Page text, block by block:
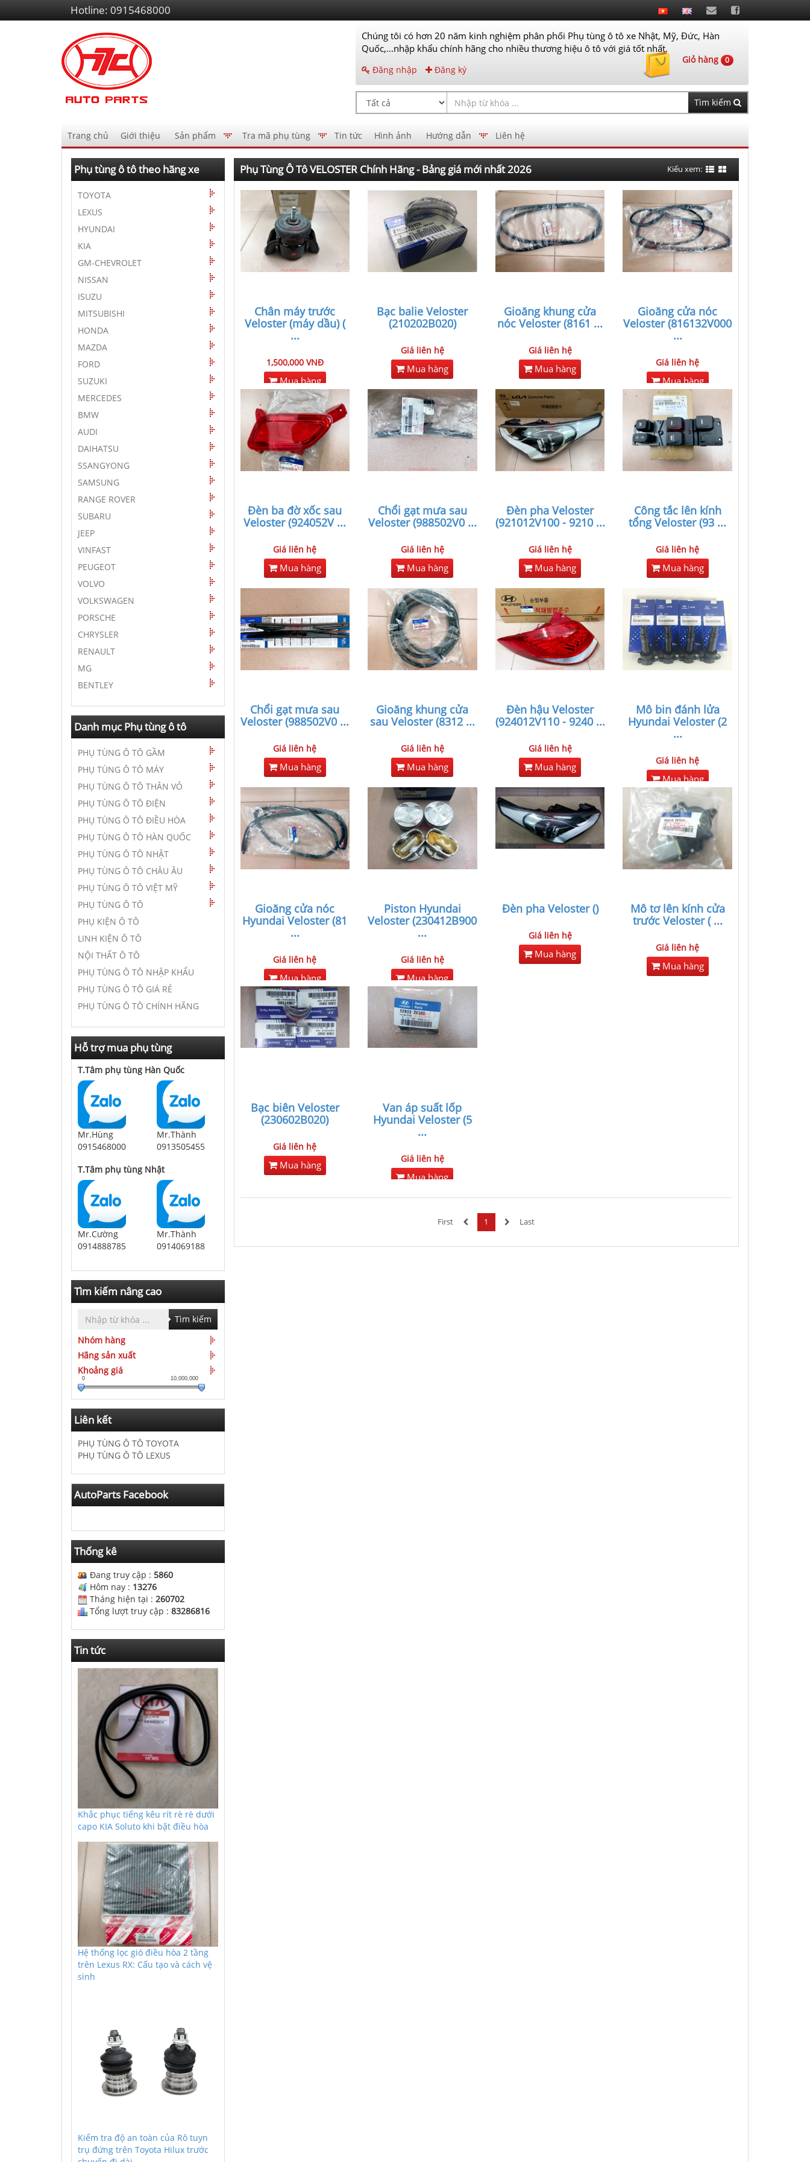
Hotline: 0915468000
Chúng tôi có hơn 20 năm kinh nghiệm phân phối Phụ tùng ô tô xe Nhật, Mỹ, Đức, Hàn
Quốc,...nhập khẩu chính hãng cho nhiều thương hiệu ô tô với giá tốt nhất.
Đăng nhập Đăng ký
Giỏ hàng 0
Tìm kiếm
hướng
AutoPart
Trang chủ Giới thiệu Sản phẩm Tra mã phụ tùng Tin tức Hình ảnh Hướng dẫn Liên hệ
Phụ Tùng Ô Tô VELOSTER Chính Hãng - Bảng giá mới nhất 2026 Kiểu xem:
Chân máy trước
Veloster (máy dầu) (
...
1,500,000 VNĐ
Mua hàng
Bạc balie Veloster
(210202B020)
Giá liên hệ
Mua hàng
Gioăng khung cửa
nóc Veloster (8161 ...
Giá liên hệ
Mua hàng
Gioăng cửa nóc
Veloster (816132V000
...
Giá liên hệ
Mua hàng
Đèn ba đờ xốc sau
Veloster (924052V...
Giá liên hệ
Mua hàng
Chổi gạt mưa sau
Veloster (988502V0...
Giá liên hệ
Mua hàng
Đèn pha Veloster
(921012V100 - 9210...
Giá liên hệ
Mua hàng
Công tắc lên kính
tổng Veloster (93 ...
Giá liên hệ
Mua hàng
Chổi gạt mưa sau
Veloster (988502V0 ...
Giá liên hệ
Mua hàng
Gioăng khung cửa
sau Veloster (8312...
Giá liên hệ
Mua hàng
Đèn hậu Veloster
(924012V110 - 9240...
Giá liên hệ
Mua hàng
Mô bin đánh lửa
Hyundai Veloster (2
...
Giá liên hệ
Mua hàng
Gioăng cửa nóc
Hyundai Veloster (81
...
Giá liên hệ
Mua hàng
Piston Hyundai
Veloster (230412B900
...
Giá liên hệ
Mua hàng
Đèn pha Veloster ()
Giá liên hệ
Mua hàng
Mô tơ lên kính cửa
trước Veloster (...
Giá liên hệ
Mua hàng
Bạc biên Veloster
(230602B020)
Giá liên hệ
Mua hàng
Van áp suất lốp
Hyundai Veloster (5
...
Giá liên hệ
Mua hàng
First 1 Last
Phụ tùng ô tô theo hãng xe
TOYOTA
LEXUS
HYUNDAI
KIA
GM-CHEVROLET
NISSAN
ISUZU
MITSUBISHI
HONDA
MAZDA
FORD
SUZUKI
MERCEDES
BMW
AUDI
DAIHATSU
SSANGYONG
SAMSUNG
RANGE ROVER
SUBARU
JEEP
VINFAST
PEUGEOT
VOLVO
VOLKSWAGEN
PORSCHE
CHRYSLER
RENAULT
MG
BENTLEY
Danh mục Phụ tùng ô tô
PHỤ TÙNG Ô TÔ GẦM
PHỤ TÙNG Ô TÔ MÁY
PHỤ TÙNG Ô TÔ THÂN VỎ
PHỤ TÙNG Ô TÔ ĐIỆN
PHỤ TÙNG Ô TÔ ĐIỀU HÒA
PHỤ TÙNG Ô TÔ HÀN QUỐC
PHỤ TÙNG Ô TÔ NHẬT
PHỤ TÙNG Ô TÔ CHÂU ÂU
PHỤ TÙNG Ô TÔ VIỆT MỸ
PHỤ TÙNG Ô TÔ
PHỤ KIỆN Ô TÔ
LINH KIỆN Ô TÔ
NỘI THẤT Ô TÔ
PHỤ TÙNG Ô TÔ NHẬP KHẨU
PHỤ TÙNG Ô TÔ GIÁ RẺ
PHỤ TÙNG Ô TÔ CHÍNH HÃNG
Hỗ trợ mua phụ tùng
T.Tâm phụ tùng Hàn Quốc
Mr.Hùng
0915468000
Mr.Thành
0913505455
T.Tâm phụ tùng Nhật
Mr.Cường
0914888785
Mr.Thành
0914069188
Tìm kiếm nâng cao
Tìm kiếm
Nhóm hàng
Hãng sản xuất
Khoảng giá
0 10,000,000
Liên kết
PHỤ TÙNG Ô TÔ TOYOTA
PHỤ TÙNG Ô TÔ LEXUS
AutoParts Facebook
Thống kê
Đang truy cập : 5860
Hôm nay : 13276
Tháng hiện tại : 260702
Tổng lượt truy cập : 83286816
Tin tức
Khắc phục tiếng kêu rít rè rè dưới
capo KIA Soluto khi bật điều hòa
Hệ thống lọc gió điều hòa 2 tầng
trên Lexus RX: Cấu tạo và cách vệ
sinh
Kiểm tra độ an toàn của Rô tuyn
trụ đứng trên Toyota Hilux trước